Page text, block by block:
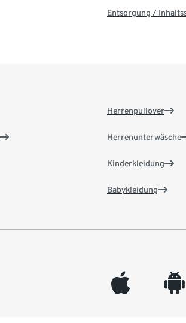
Entsorgung /
Herrenpullover
Herrenunterwäsche
Kinderkleidung
Babykleidung
appleinc android